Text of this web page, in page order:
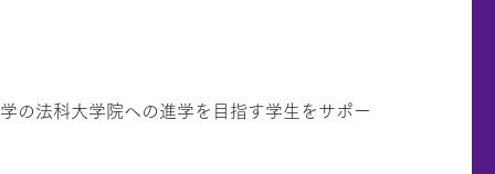
の法科大学院への進学を目指す学生をサポー